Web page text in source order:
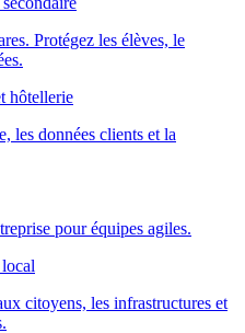
Protégez les élèves, le
hôtellerie
les données clients et la
pour équipes agiles.
citoyens, les infrastructures et